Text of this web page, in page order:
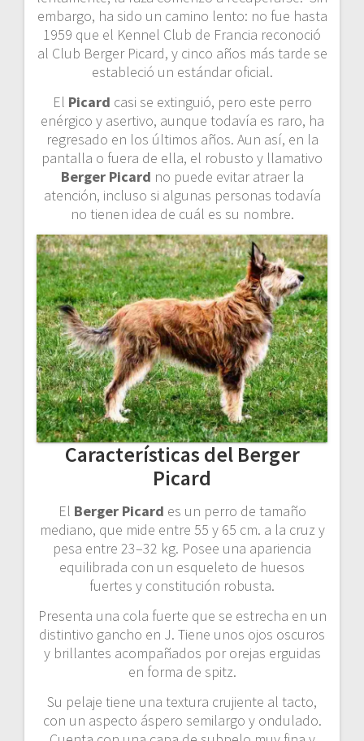
embargo, ha sido un camino lento: no fue hasta
1959 que el Kennel Club de Francia reconoció
al Club Berger Picard, y cinco años más tarde se
estableció un estándar oficial.
El Picard casi se extinguió, pero este perro
enérgico y asertivo, aunque todavía es raro, ha
regresado en los últimos años. Aun así, en la
pantalla o fuera de ella, el robusto y llamativo
Berger Picard no puede evitar atraer la
atención, incluso si algunas personas todavía
no tienen idea de cuál es su nombre.
Características del Berger
Picard
El Berger Picard es un perro de tamaño
mediano, que mide entre 55 y 65 cm. a la cruz y
pesa entre 23–32 kg. Posee una apariencia
equilibrada con un esqueleto de huesos
fuertes y constitución robusta.
Presenta una cola fuerte que se estrecha en un
distintivo gancho en J. Tiene unos ojos oscuros
y brillantes acompañados por orejas erguidas
en forma de spitz.
Su pelaje tiene una textura crujiente al tacto,
con un aspecto áspero semilargo y ondulado.